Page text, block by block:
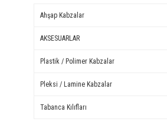
Ahşap Kabzalar
AKSESUARLAR
Plastik / Polimer Kabzalar
Pleksi / Lamine Kabzalar
Tabanca Kılıfları